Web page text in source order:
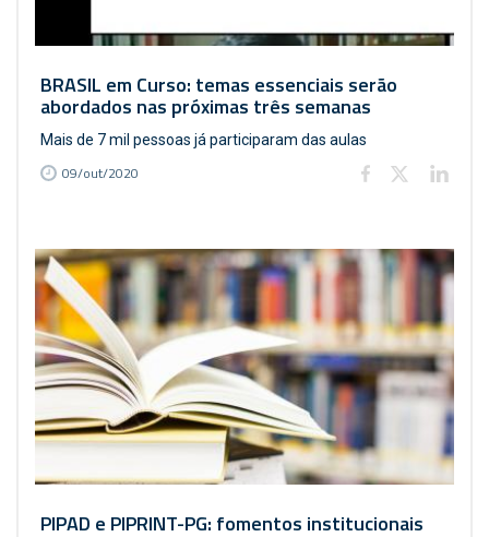
BRASIL em Curso: temas essenciais serão
abordados nas próximas três semanas
Mais de 7 mil pessoas já participaram das aulas
09/out/2020
PIPAD e PIPRINT-PG: fomentos institucionais